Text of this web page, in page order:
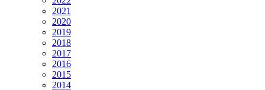
2021
2020
2019
2018
2017
2016
2015
2014